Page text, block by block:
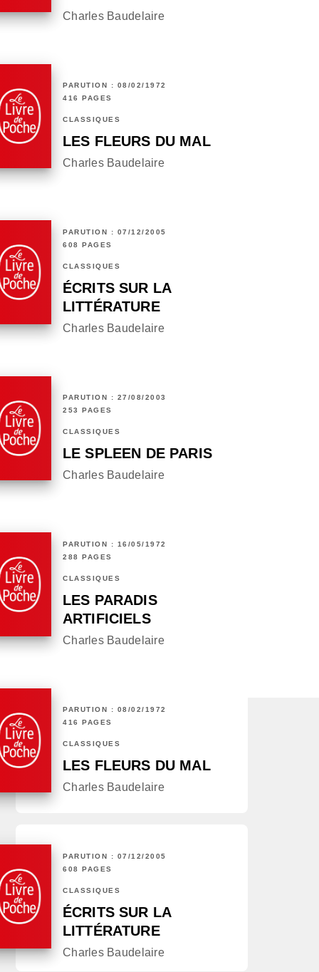
Charles Baudelaire
PARUTION : 08/02/1972
416 PAGES
CLASSIQUES
LES FLEURS DU MAL
Charles Baudelaire
PARUTION : 07/12/2005
608 PAGES
CLASSIQUES
ÉCRITS SUR LA
LITTÉRATURE
Charles Baudelaire
PARUTION : 27/08/2003
253 PAGES
CLASSIQUES
LE SPLEEN DE PARIS
Charles Baudelaire
PARUTION : 16/05/1972
288 PAGES
CLASSIQUES
LES PARADIS
ARTIFICIELS
Charles Baudelaire
PARUTION : 08/02/1972
416 PAGES
CLASSIQUES
LES FLEURS DU MAL
Charles Baudelaire
PARUTION : 07/12/2005
608 PAGES
CLASSIQUES
ÉCRITS SUR LA
LITTÉRATURE
Charles Baudelaire